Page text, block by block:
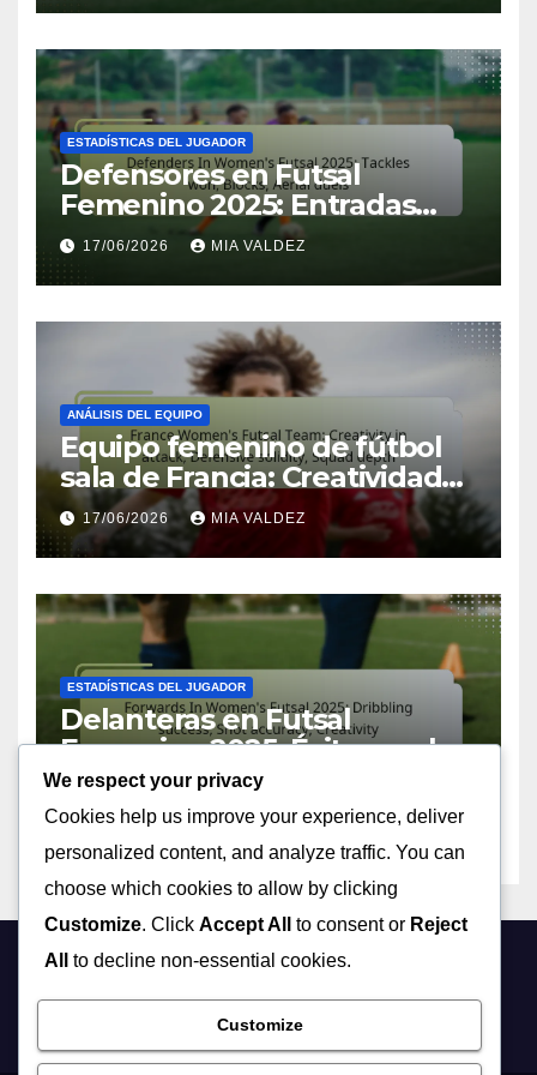
ESTADÍSTICAS DEL JUGADOR
Defensores en Futsal
Femenino 2025: Entradas
ganadas, Bloqueos, Duelos
aéreos
17/06/2026 MIA VALDEZ
ANÁLISIS DEL EQUIPO
Equipo femenino de fútbol
sala de Francia: Creatividad
en ataque, Solidez defensiva,
Profundidad de plantilla
17/06/2026 MIA VALDEZ
ESTADÍSTICAS DEL JUGADOR
Delanteras en Futsal
Femenino 2025: Éxito en el
regate, Precisión en el tiro,
Creatividad
17/06/2026 MIA VALDEZ
luchaleonesa.es
We respect your privacy
Cookies help us improve your experience, deliver
personalized content, and analyze traffic. You can
choose which cookies to allow by clicking
Customize. Click Accept All to consent or Reject
All
to decline non-essential cookies.
Customize